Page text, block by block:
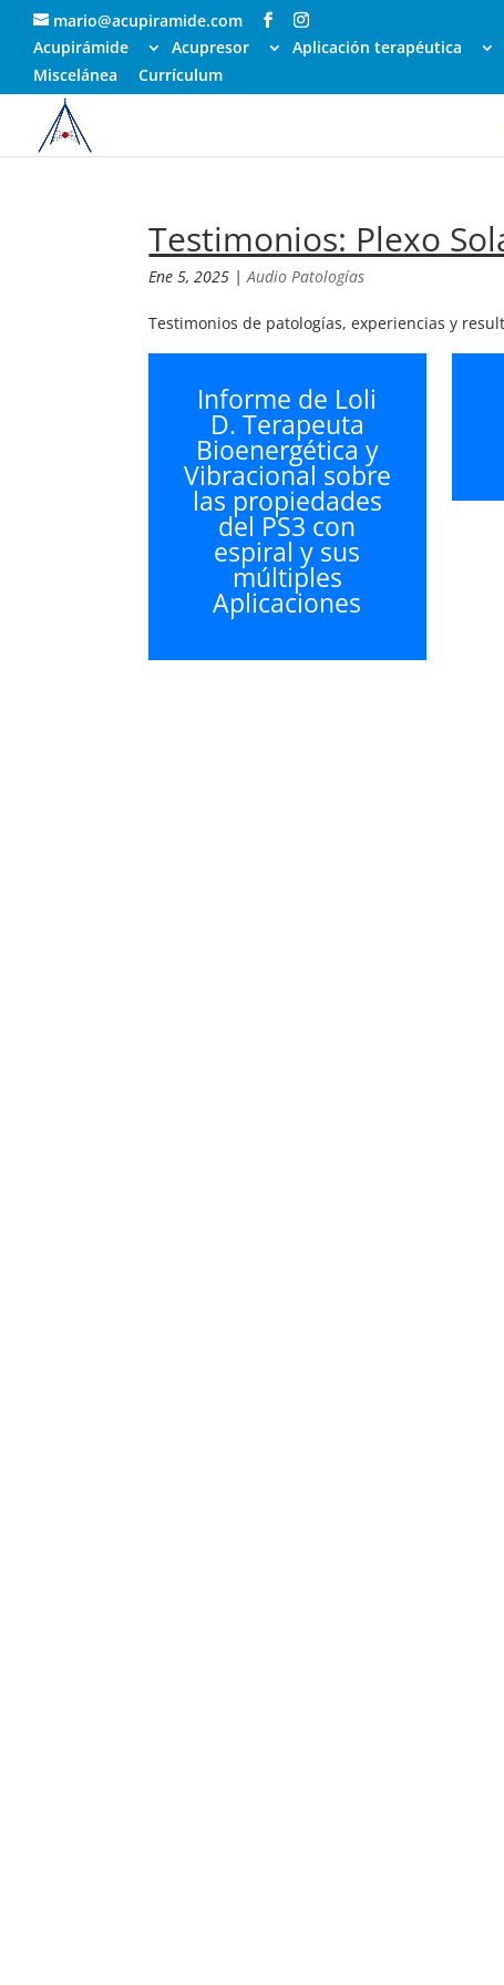
mario@acupiramide.com
Acupirámide
Acupresor Aplicación terapéutica
Miscelánea
Currículum
Testimonios: Plexo
Ene 5, 2025 |Audio Patologías
Testimonios de patologías, experiencias y
Informe de Loli
D. Terapeuta
Bioenergética y
Vibracional sobre
las propiedades
del PS3 con
espiral y sus
múltiples
Aplicaciones